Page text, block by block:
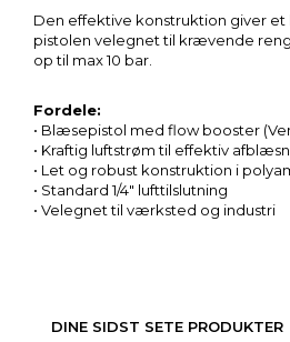
Den effektive konstruktion giver
pistolen velegnet til krævende
op til max 10 bar.
Fordele:
• Blæsepistol med flow booster
• Kraftig luftstrøm til effektiv
• Let og robust konstruktion i
• Standard 1/4" lufttilslutning
• Velegnet til værksted og industri
DINE SIDST SETE PRODUKTER